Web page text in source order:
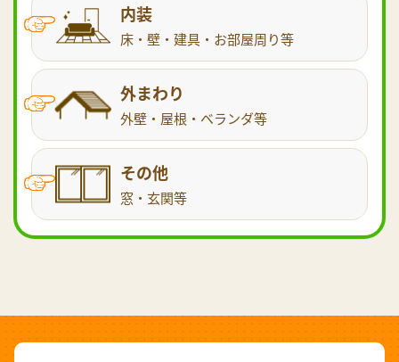
内装
床・壁・建具・お部屋周り等
外まわり
外壁・屋根・ベランダ等
その他
窓・玄関等